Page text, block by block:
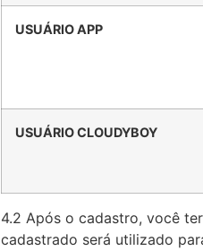
USUÁRIO APP
USUÁRIO CLOUDYBOY
4.2 Após o cadastro, você
cadastrado será utilizado